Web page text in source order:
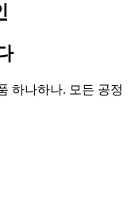
하나하나. 모든 공정